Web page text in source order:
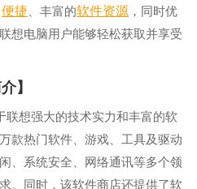
便捷 、丰富的软件资源 ，同时优
想电脑用户能够轻松获取并享受
】
联想强大的技术实力和丰富的软
款热门软件、游戏、工具及驱动
、系统安全、网络通讯等多个领
。同时，该软件商店还提供了软